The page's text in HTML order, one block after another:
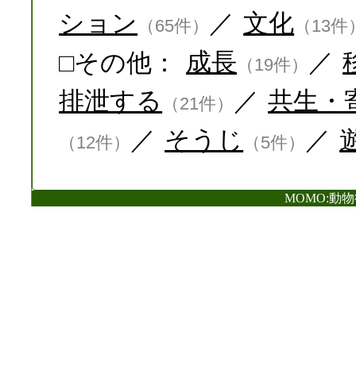
ション
（65件） ／ 文化 （13件
□その他： 成長 （19件） ／
排泄する
（21件） ／ 共生・
（12件） ／ そうじ （5件） ／
MOMO:動